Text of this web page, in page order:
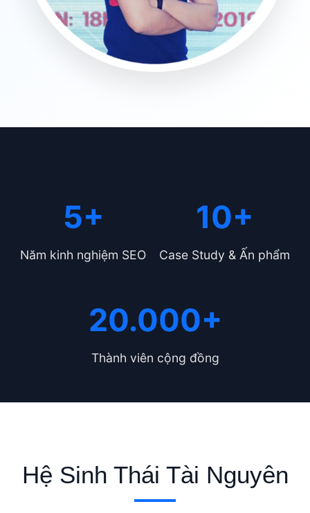
5+
Năm kinh nghiệm SEO
10+
Case Study & Ấn phẩm
20.000+
Thành viên cộng đồng
Hệ Sinh Thái Tài Nguyên